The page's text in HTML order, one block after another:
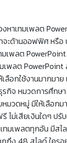
หาเทมเพลต
จะด้านออฟฟิศ หรือ
เพลต
มเพลต
ลือกใช้งานมากมา
กิจ หมวดการศึกษ
หมวดหมู่ มีให้เลือก
รี ไม่เสียเงินใดๆ ป
ทมเพลตทุกอัน มีสไ